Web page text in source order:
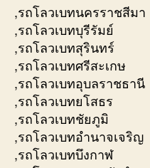
,รถโลวเบทนครราชสีมา
,รถโลวเบทบุรีรัมย์
,รถโลวเบทสุรินทร์
,รถโลวเบทศรีสะเกษ
,รถโลวเบทอุบลราชธานี
,รถโลวเบทยโสธร
,รถโลวเบทชัยภูมิ
,รถโลวเบทอำนาจเจริญ
,รถโลวเบทบึงกาฬ